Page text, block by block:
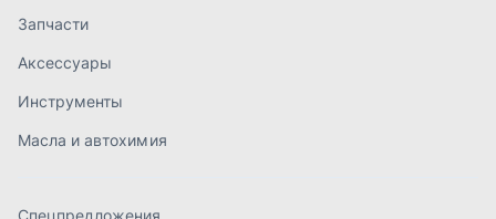
Контакты
order@mteh74.ru